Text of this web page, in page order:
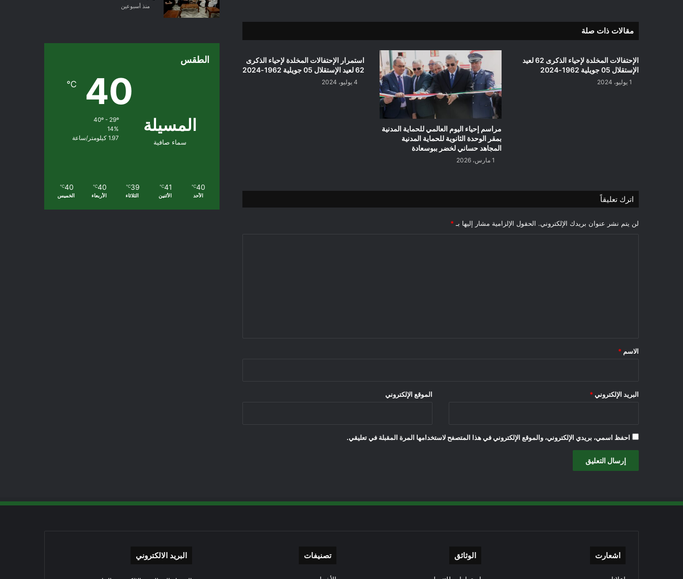
مقالات ذات صلة
الإحتفالات المخلدة لإحياء الذكرى 62 لعيد
الإستقلال 05 جويلية 1962-2024
1 يوليو، 2024
مراسم إحياء اليوم العالمي للحماية المدنية
بمقر الوحدة الثانوية للحماية المدنية
المجاهد حساني لخضر ببوسعادة
1 مارس، 2026
استمرار الإحتفالات المخلدة لإحياء الذكرى
62 لعيد الإستقلال 05 جويلية 1962-2024
4 يوليو، 2024
اترك تعليقاً
لن يتم نشر عنوان بريدك الإلكتروني. الحقول الإلزامية مشار إليها بـ *
*
الاسم *
البريد الإلكتروني * الموقع الإلكتروني
احفظ اسمي، بريدي الإلكتروني، والموقع الإلكتروني في هذا المتصفح لاستخدامها المرة المقبلة في تعليقي.
منذ أسبوعين
الطقس
المسيلة
سماء صافية
40
℃
14%
1.97 كيلومتر/ساعة
40
℃
الأحد
41
℃
الأثنين
39
℃
الثلاثاء
40
℃
الأربعاء
40
℃
الخميس
اشعارت الوثائق تصنيفات البريد الالكتروني